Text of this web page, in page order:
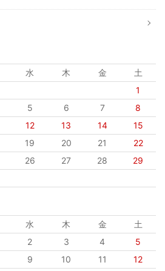
水 木 金
土
1
5 6 7
8
12 13 14
15
19 20 21
22
26 27 28
29
水 木 金
土
2 3 4
5
9 10 11
12